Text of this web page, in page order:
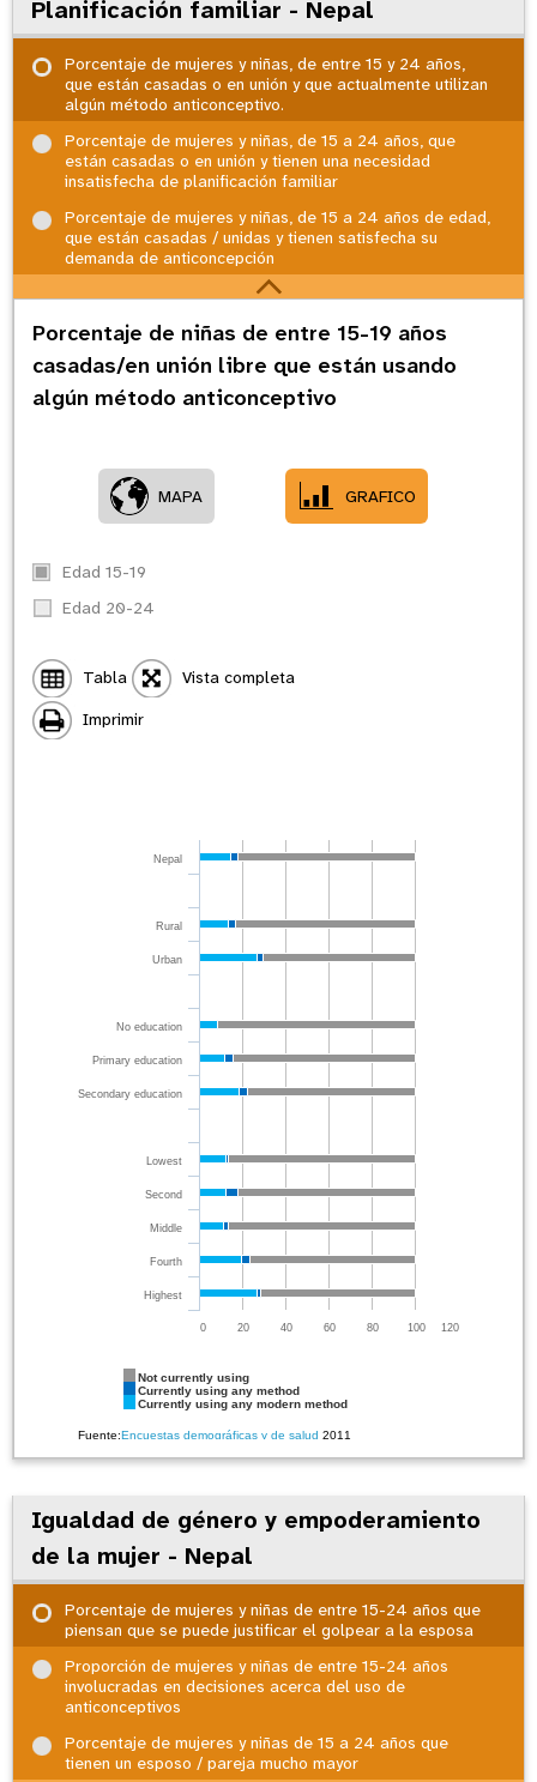
Planificación familiar - Nepal
Porcentaje de mujeres y niñas, de entre 15 y 24 años,
que están casadas o en unión y que actualmente utilizan
algún método anticonceptivo.
Porcentaje de mujeres y niñas, de 15 a 24 años, que
están casadas o en unión y tienen una necesidad
insatisfecha de planificación familiar
Porcentaje de mujeres y niñas, de 15 a 24 años de edad,
que están casadas / unidas y tienen satisfecha su
demanda de anticoncepción
Porcentaje de niñas de entre 15-19 años
casadas/en unión libre que están usando
algún método anticonceptivo
MAPA GRAFICO
Edad 15-19
Edad 20-24
Tabla
Vista completa
Imprimir
Fuente:Encuestas demográficas y de salud 2011
Not currently using
Currently using any method
Currently using any modern method
Nepal
Rural
Urban
No education
Primary education
Secondary education
Lowest
Second
Middle
Fourth
Highest
0 20 40 60 80 100 120
Igualdad de género y empoderamiento
de la mujer - Nepal
Porcentaje de mujeres y niñas de entre 15-24 años que
piensan que se puede justificar el golpear a la esposa
Proporción de mujeres y niñas de entre 15-24 años
involucradas en decisiones acerca del uso de
anticonceptivos
Porcentaje de mujeres y niñas de 15 a 24 años que
tienen un esposo / pareja mucho mayor